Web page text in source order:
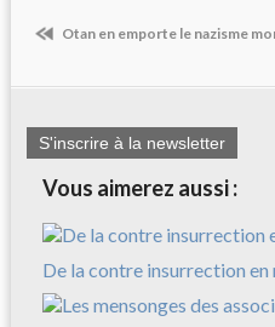
Otan en emporte le nazisme
S'inscrire à la newsletter
Vous aimerez aussi :
De la contre insurrection